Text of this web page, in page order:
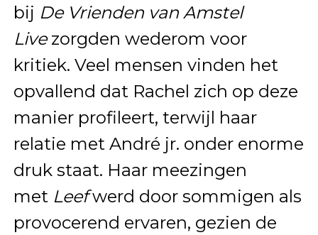
bij De Vrienden van Amstel
Livezorgden wederom voor
kritiek. Veel mensen vinden het
opvallend dat Rachel zich op deze
manier profileert, terwijl haar
relatie met André jr. onder enorme
druk staat. Haar meezingen
met Leefwerd door sommigen als
provocerend ervaren, gezien de